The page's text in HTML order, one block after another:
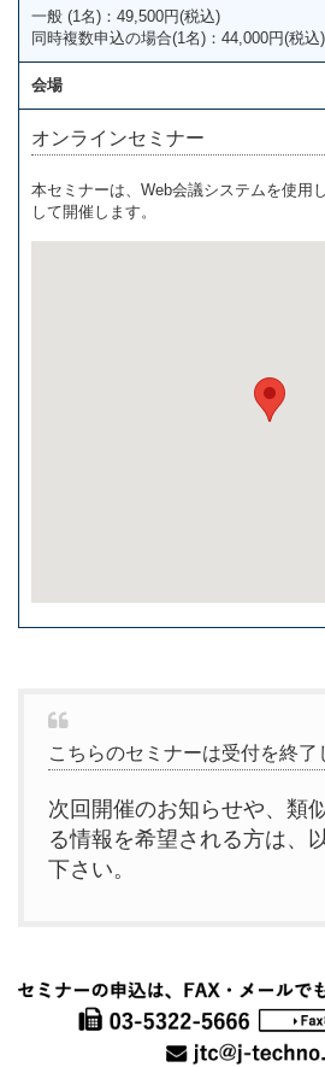
一般 (1名)：49,500円(税込)
同時複数申込の場合(1名)：44,000円(税込)
会場
オンラインセミナー
本セミナーは、Web会議システムを使用
して開催します。
こちらのセミナーは受付を終了
次回開催のお知らせや、類
る情報を希望される方は、
下さい。